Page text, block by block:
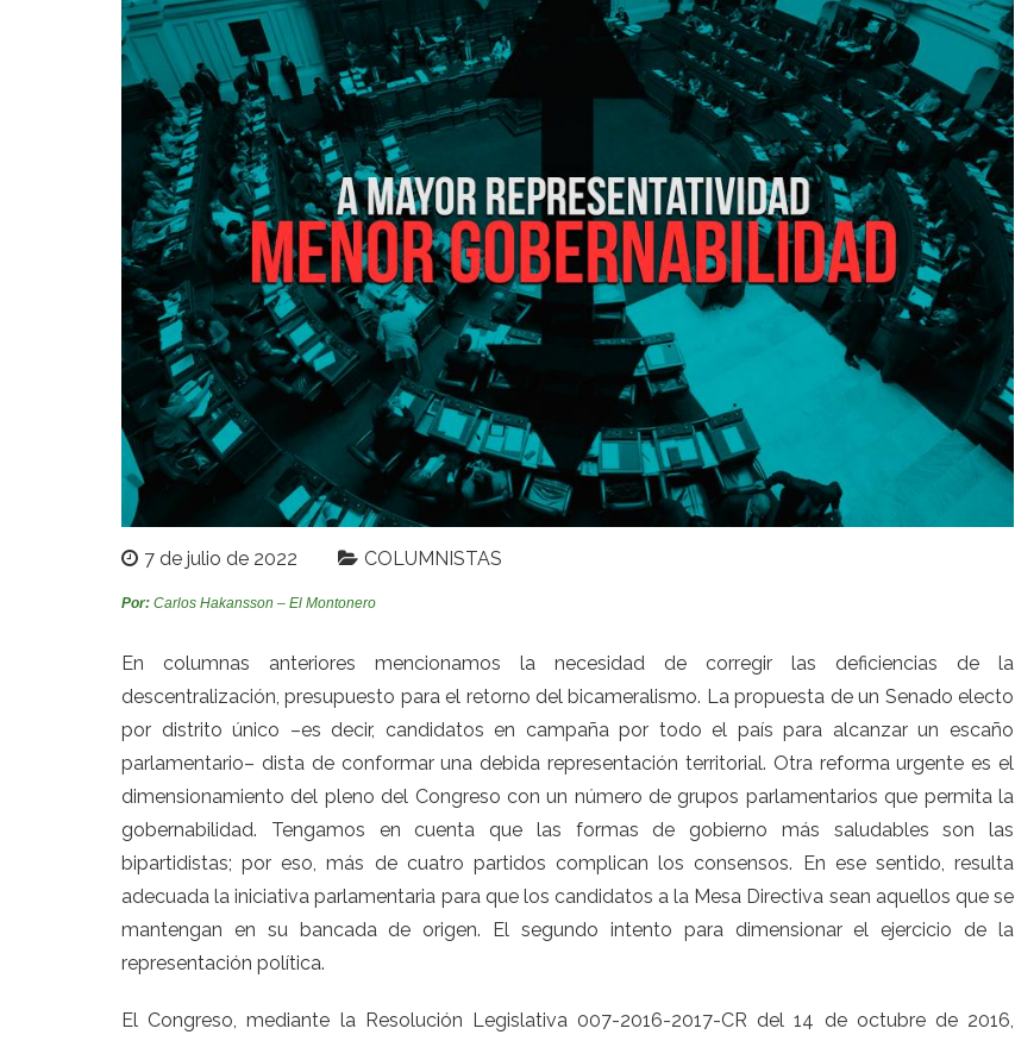
7 de julio de 2022 COLUMNISTAS
Por: Carlos Hakansson – El Montonero
En columnas anteriores mencionamos la necesidad de corregir las deficiencias de la
descentralización, presupuesto para el retorno del bicameralismo. La propuesta de un Senado electo
por distrito único –es decir, candidatos en campaña por todo el país para alcanzar un escaño
parlamentario– dista de conformar una debida representación territorial. Otra reforma urgente es el
dimensionamiento del pleno del Congreso con un número de grupos parlamentarios que permita la
gobernabilidad. Tengamos en cuenta que las formas de gobierno más saludables son las
bipartidistas; por eso, más de cuatro partidos complican los consensos. En ese sentido, resulta
adecuada la iniciativa parlamentaria para que los candidatos a la Mesa Directiva sean aquellos que se
mantengan en su bancada de origen. El segundo intento para dimensionar el ejercicio de la
representación política.
El Congreso, mediante la Resolución Legislativa 007-2016-2017-CR del 14 de octubre de 2016,